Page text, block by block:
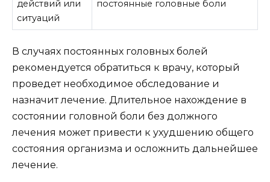
действий или
ситуаций
постоянные головные боли
В случаях постоянных головных болей
рекомендуется обратиться к врачу, который
проведет необходимое обследование и
назначит лечение. Длительное нахождение в
состоянии головной боли без должного
лечения может привести к ухудшению общего
состояния организма и осложнить дальнейшее
лечение.